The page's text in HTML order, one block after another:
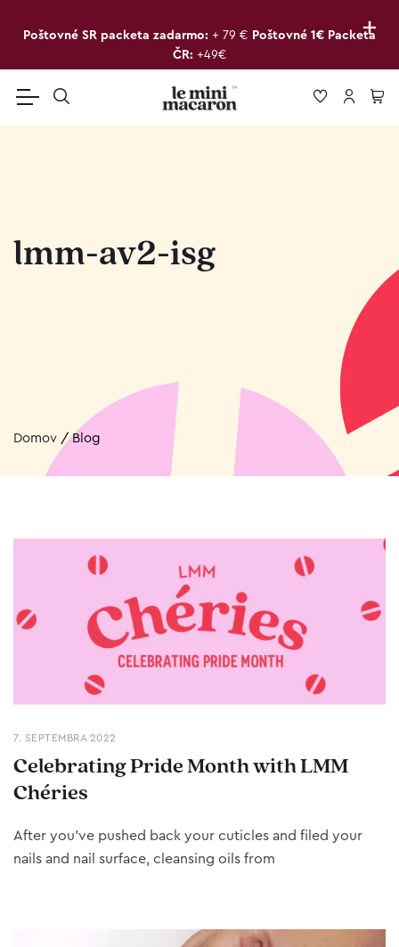
+
Poštovné SR packeta zadarmo: + 79 € Poštovné 1€ Packeta
ČR: +49€
lmm-av2-isg
Domov /Blog
7. SEPTEMBRA 2022
Celebrating Pride Month with LMM
Chéries
After you’ve pushed back your cuticles and filed your
nails and nail surface, cleansing oils from